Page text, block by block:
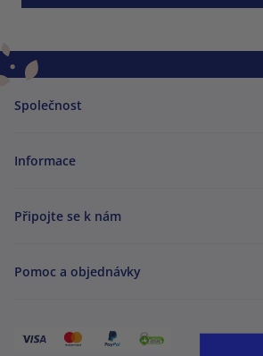
Společnost
Informace
Připojte se k nám
Pomoc a objednávky